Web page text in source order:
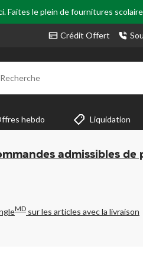
Faites le plein de fournitures
Crédit Offert
Recherche
hebdo Liquidation
admissibles de
MD sur les articles avec la livraison